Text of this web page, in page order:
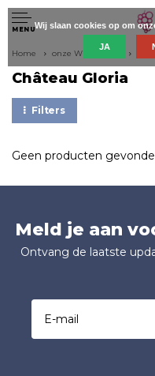
MENU
Home onze Wijnboeren
Château Gloria
Filters
Geen producten
Meld je aan
Ontvang de laatste
Wij slaan cookies op om
JA